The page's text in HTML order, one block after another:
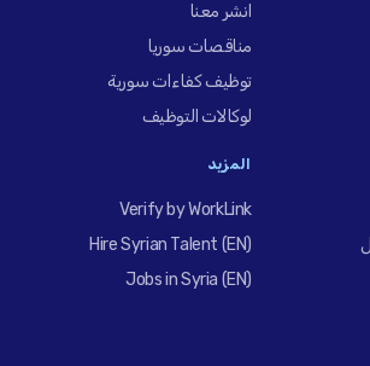
انشر معنا
مناقصات سوريا
توظيف كفاءات سورية
لوكالات التوظيف
المزيد
Verify by WorkLink
Hire Syrian Talent (EN)
Jobs in Syria (EN)